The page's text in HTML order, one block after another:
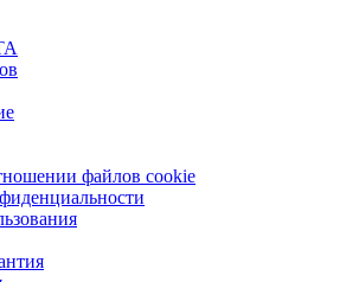
файлов cookie